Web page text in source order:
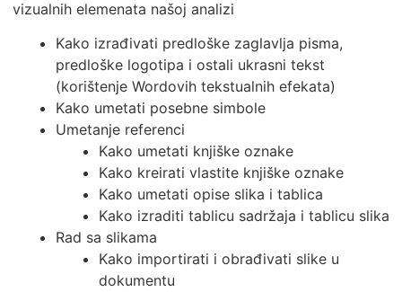
vizualnih elemenata našoj analizi
Kako izrađivati predloške zaglavlja pisma,
predloške logotipa i ostali ukrasni tekst
(korištenje Wordovih tekstualnih efekata)
Kako umetati posebne simbole
Umetanje referenci
Kako umetati knjiške oznake
Kako kreirati vlastite knjiške oznake
Kako umetati opise slika i tablica
Kako izraditi tablicu sadržaja i tablicu slika
Rad sa slikama
Kako importirati i obrađivati slike u
dokumentu